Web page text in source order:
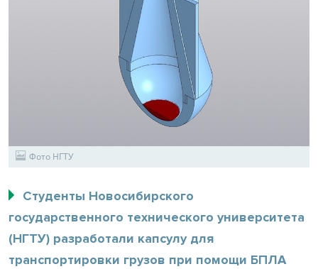
Фото НГТУ
Студенты Новосибирского
государственного технического университета
(НГТУ) разработали капсулу для
транспортировки грузов при помощи БПЛА